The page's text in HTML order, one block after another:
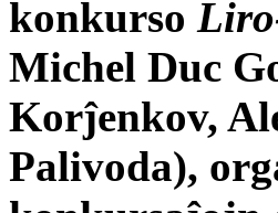
konkurso
Michel Duc
Korĵenkov,
Palivoda),